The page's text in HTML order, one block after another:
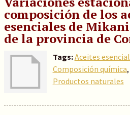
composición de los
esenciales de
de la provincia de
Tags:Aceites
Composición química,
Productos naturales